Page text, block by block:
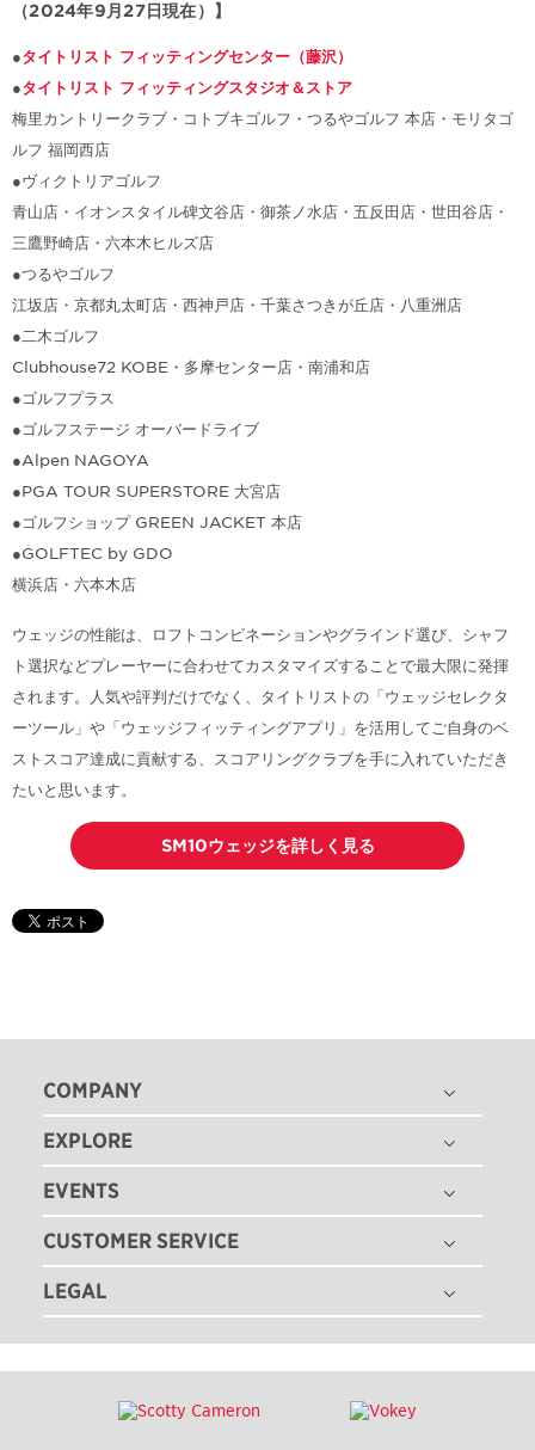
（2024年9月27日現在）】
●タイトリスト フィッティングセンター（藤沢）
●タイトリスト フィッティングスタジオ＆ストア
梅里カントリークラブ・コトブキゴルフ・つるやゴルフ 本店・モリタゴ
ルフ 福岡西店
●ヴィクトリアゴルフ
青山店・イオンスタイル碑文谷店・御茶ノ水店・五反田店・世田谷店・
三鷹野崎店・六本木ヒルズ店
●つるやゴルフ
江坂店・京都丸太町店・西神戸店・千葉さつきが丘店・八重洲店
●二木ゴルフ
Clubhouse72 KOBE・多摩センター店・南浦和店
●ゴルフプラス
●ゴルフステージ オーバードライブ
●Alpen NAGOYA
●PGA TOUR SUPERSTORE 大宮店
●ゴルフショップ GREEN JACKET 本店
●GOLFTEC by GDO
横浜店・六本木店
ウェッジの性能は、ロフトコンビネーションやグラインド選び、シャフ
ト選択などプレーヤーに合わせてカスタマイズすることで最大限に発揮
されます。人気や評判だけでなく、タイトリストの「ウェッジセレクタ
ーツール」や「ウェッジフィッティングアプリ」を活用してご自身のベ
ストスコア達成に貢献する、スコアリングクラブを手に入れていただき
たいと思います。
SM10ウェッジを詳しく見る
COMPANY
THE TITLEIST STORY
タイトリスト グローバル
採用情報
EXPLORE
ゴルフボール
ゴルフクラブ
ゴルフギア
ツアー情報
TEAM TITLEIST
EVENTS
ゴルフボールフィッティング
ゴルフクラブフィッティング
ゴルフクラブ パフォーマンス体感イベント
CUSTOMER SERVICE
注文状況の確認
ゴルフクラブ レンタル
カスタムクラブガイド
LEGAL
特定商取引法に基づく表記
プライバシーポリシー